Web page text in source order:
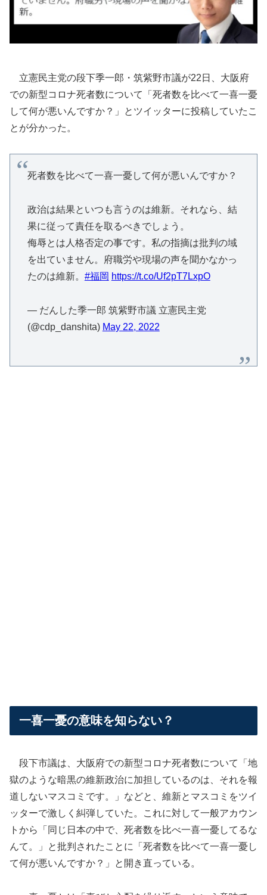
立憲民主党の段下季一郎・筑紫野市議が22日、大阪府
での新型コロナ死者数について「死者数を比べて一喜一憂
して何が悪いんですか？」とツイッターに投稿していたこ
とが分かった。
死者数を比べて一喜一憂して何が悪いんですか？
政治は結果といつも言うのは維新。それなら、結
果に従って責任を取るべきでしょう。
侮辱とは人格否定の事です。私の指摘は批判の域
を出ていません。府職労や現場の声を聞かなかっ
たのは維新。 #福岡 https://t.co/Uf2pT7LxpO
— だんした季一郎 筑紫野市議 立憲民主党
(@cdp_danshita) May 22, 2022
一喜一憂の意味を知らない？
段下市議は、大阪府での新型コロナ死者数について「地
獄のような暗黒の維新政治に加担しているのは、それを報
道しないマスコミです。」などと、維新とマスコミをツイ
ッターで激しく糾弾していた。これに対して一般アカウン
トから「同じ日本の中で、死者数を比べ一喜一憂してるな
んて。」と批判されたことに「死者数を比べて一喜一憂し
て何が悪いんですか？」と開き直っている。